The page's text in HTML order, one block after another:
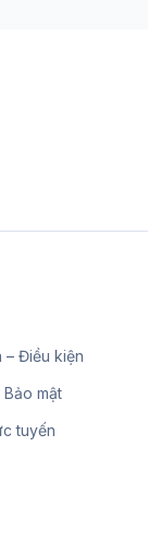
– Điều kiện
mật
tuyến